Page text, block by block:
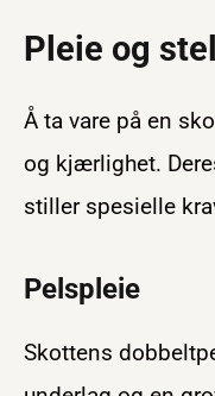
Pleie og stell
Å ta vare på en
og kjærlighet.
stiller spesielle
Pelspleie
Skottens